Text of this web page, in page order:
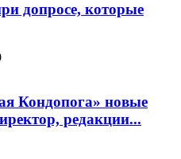
допросе, которые
Кондопога» новые
редакции...